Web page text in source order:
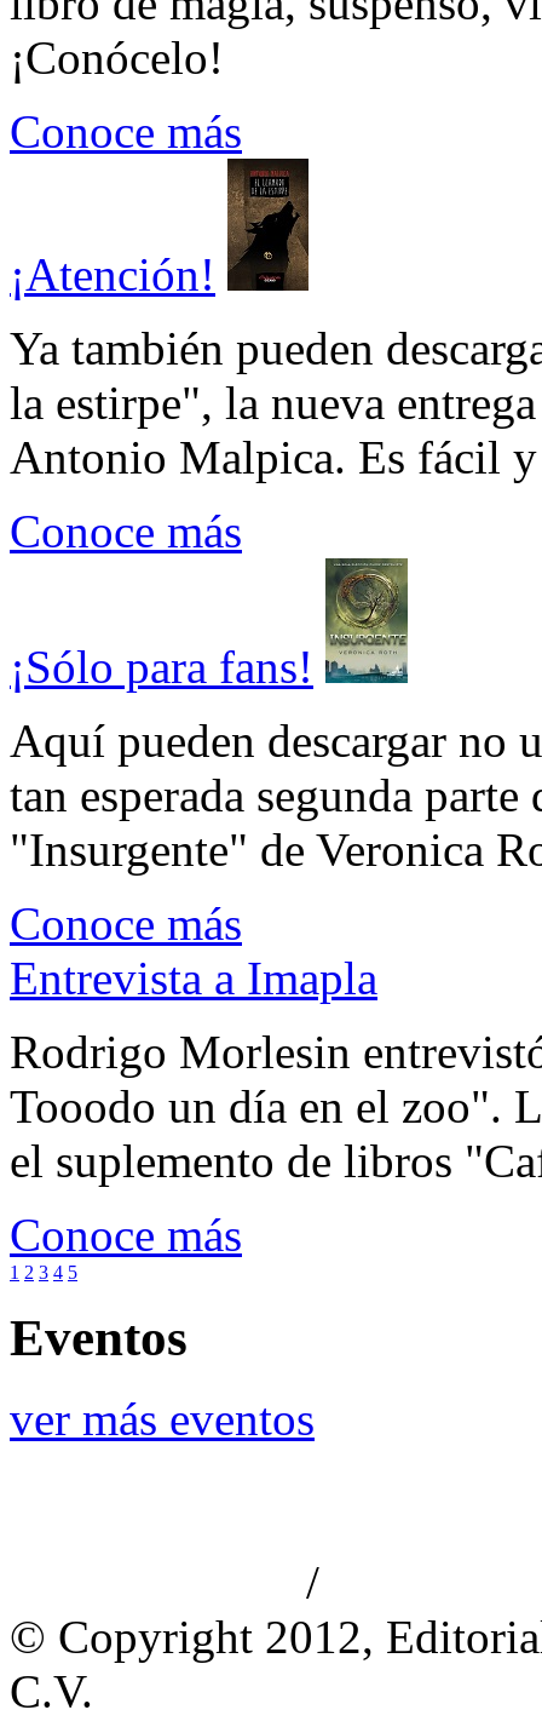
¡Conócelo!
Conoce más
¡Atención!
Ya también pueden
la estirpe", la nueva
Antonio Malpica. Es fácil
Conoce más
¡Sólo para fans!
Aquí pueden descargar no
tan esperada segunda
"Insurgente" de Veronica
Conoce más
Entrevista a Imapla
Rodrigo Morlesin
Tooodo un día en el zoo".
el suplemento de libros
Conoce más
1 2 3 4 5
Eventos
ver más eventos
/
© Copyright 2012,
C.V.